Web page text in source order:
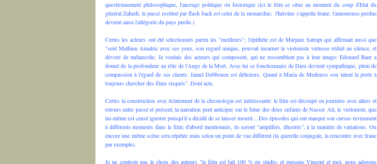
questionnement philosophique, l'ancrage politique ou historique (ici le film se situe au moment du coup d'Etat du
général Zahedi; le passé restitué par flash back est celui de la monarchie; l'héroïne s'appelle Irane: l'amoureuse perdue
devient ainsi l'allégorie du pays perdu )
Certes les acteurs ont été sélectionnés parmi les "meilleurs"; l'épithète est de Marjane Satrapi qui affirmait aussi que
"seul Mathieu Amalric avec ses yeux, son regard unique, pouvait incarner le violoniste virtuose réduit au silence, et
dévoré de mélancolie. Je voulais des acteurs qui composent, qui ne ressemblent pas à leur image: Edouard Baer a
donné de la profondeur au rôle de l'Ange de la Mort. Avec lui ce fonctionnaire de Dieu devient sympathique, plein de
compassion à l'égard de ses clients. Jamel Debbouze est délicieux. Quant à Maria de Medeiros son talent la porte à
toujours chercher des films risqués". Dont acte.
Certes la construction avec éclatement de la chronologie est intéressante: le film est découpé en journées avec allers et
retours entre passé et présent; la narration peut anticiper sur le futur des deux enfants de Nasser Ali, le violoniste, que
lui-même est censé ignorer puisqu'il a décidé de se laisser mourir…Des épisodes qui ont marqué son cursus reviennent
à différents moments dans le film: d'abord mentionnés, ils seront "amplifiés, illustrés", à la manière de variations. Ou
encore une même scène sera répétée mais selon un point de vue différent (la querelle conjugale, la rencontre avec Irane
par exemple).
Je ne conteste pas le choix des auteurs "le film est fait 100 % en studio, et puisque Vincent et moi, nous adorons